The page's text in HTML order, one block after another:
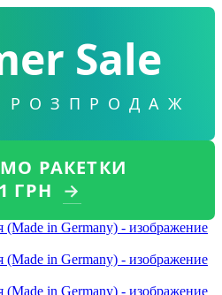
Sale
РАКЕТКИ
ГРН →